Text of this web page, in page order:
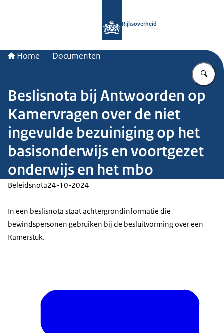
Rijksoverheid
Home Documenten
Beslisnota bij Antwoorden op
Kamervragen over de niet
ingevulde bezuiniging op het
basisonderwijs en voortgezet
onderwijs en het mbo
Beleidsnota24-10-2024
In een beslisnota staat achtergrondinformatie die
bewindspersonen gebruiken bij de besluitvorming over een
Kamerstuk.